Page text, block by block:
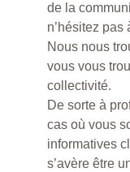
de la
n’hésitez
Nous nous
vous vous
collectivité.
De sorte à
cas où vous
informatives
s’avère être